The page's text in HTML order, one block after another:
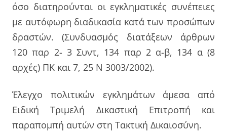
όσο διατηρούνται οι εγκληματικές συνέπειες
με αυτόφωρη διαδικασία κατά των προσώπων
δραστών. (Συνδυασμός διατάξεων άρθρων
120 παρ 2- 3 Συντ, 134 παρ 2 α-β, 134 α (8
αρχές) ΠΚ και 7, 25 Ν 3003/2002).
Έλεγχο πολιτικών εγκλημάτων άμεσα από
Ειδική Τριμελή Δικαστική Επιτροπή και
παραπομπή αυτών στη Τακτική Δικαιοσύνη.